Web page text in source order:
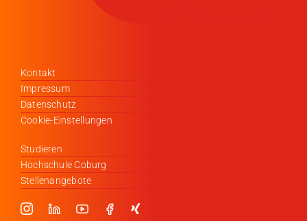
Kontakt
Impressum
Datenschutz
Cookie-Einstellungen
Studieren
Hochschule Coburg
Stellenangebote